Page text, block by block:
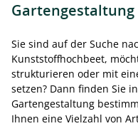
Gartengestaltung
Sie sind auf der Suche
Kunststoffhochbeet,
strukturieren oder mit
setzen? Dann finden Sie
Gartengestaltung
Ihnen eine Vielzahl von